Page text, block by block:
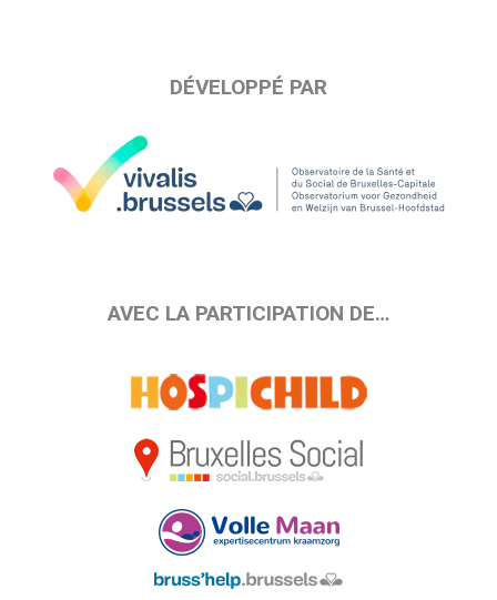
DÉVELOPPÉ PAR
AVEC LA PARTICIPATION DE…